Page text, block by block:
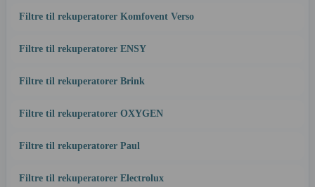
Filtre til rekuperatorer Komfovent Verso
Filtre til rekuperatorer ENSY
Filtre til rekuperatorer Brink
Filtre til rekuperatorer OXYGEN
Filtre til rekuperatorer Paul
Filtre til rekuperatorer Electrolux